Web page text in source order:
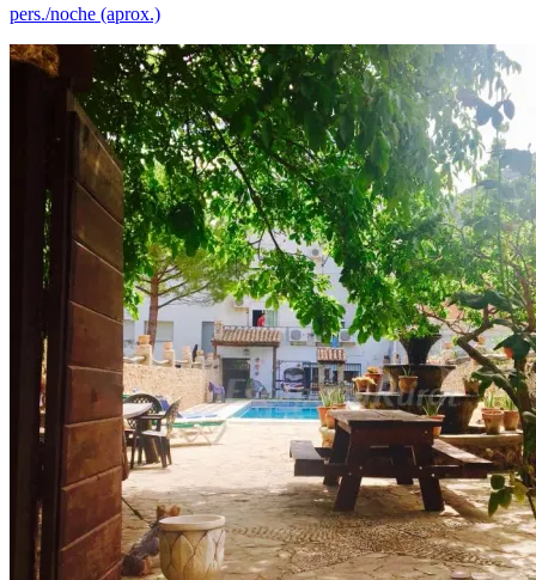
pers./noche (aprox.)